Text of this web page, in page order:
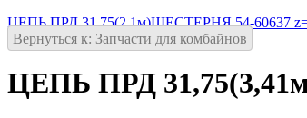
ЦЕПЬ ПРД 31,75(2,1м)ШЕСТЕРНЯ 54-60637
Вернуться к: Запчасти для комбайнов
ЦЕПЬ ПРД